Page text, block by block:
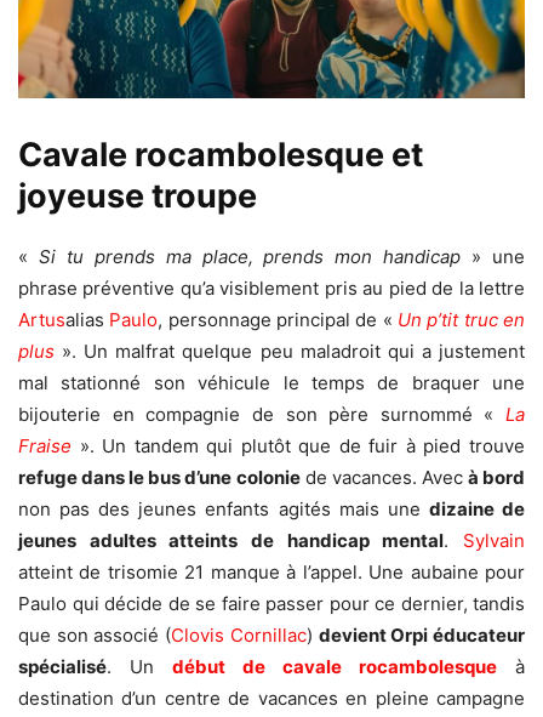
Cavale rocambolesque et
joyeuse troupe
« Si tu prends ma place, prends mon handicap » une
phrase préventive qu’a visiblement pris au pied de la lettre
Artusalias Paulo, personnage principal de « Un p’tit truc en
plus ». Un malfrat quelque peu maladroit qui a justement
mal stationné son véhicule le temps de braquer une
bijouterie en compagnie de son père surnommé « La
Fraise ». Un tandem qui plutôt que de fuir à pied trouve
refuge dans le bus d’une coloniede vacances. Avec à bord
non pas des jeunes enfants agités mais une dizaine de
jeunes adultes atteints de handicap mental. Sylvain
atteint de trisomie 21 manque à l’appel. Une aubaine pour
Paulo qui décide de se faire passer pour ce dernier, tandis
que son associé (Clovis Cornillac) devient Orpi éducateur
spécialisé. Un début de cavale rocambolesque à
destination d’un centre de vacances en pleine campagne